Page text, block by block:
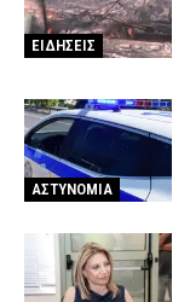
ΕΙΔΗΣΕΙΣ
ΑΣΤΥΝΟΜΙΑ